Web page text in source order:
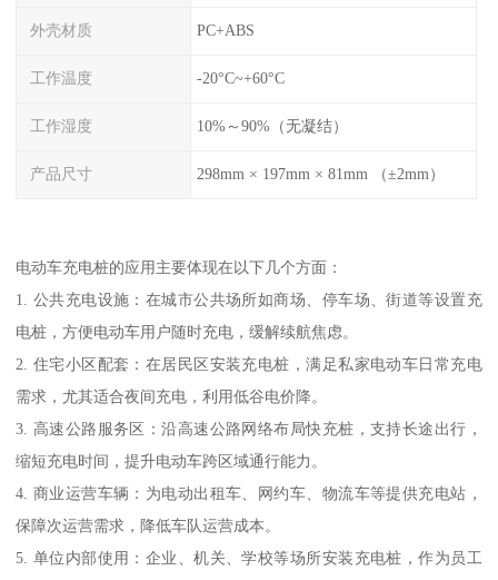
外壳材质 PC+ABS
工作温度 -20°C~+60°C
工作湿度 10%～90%（无凝结）
产品尺寸 298mm × 197mm × 81mm （±2mm）
电动车充电桩的应用主要体现在以下几个方面：
1. 公共充电设施：在城市公共场所如商场、停车场、街道等设置充
电桩，方便电动车用户随时充电，缓解续航焦虑。
2. 住宅小区配套：在居民区安装充电桩，满足私家电动车日常充电
需求，尤其适合夜间充电，利用低谷电价降。
3. 高速公路服务区：沿高速公路网络布局快充桩，支持长途出行，
缩短充电时间，提升电动车跨区域通行能力。
4. 商业运营车辆：为电动出租车、网约车、物流车等提供充电站，
保障次运营需求，降低车队运营成本。
5. 单位内部使用：企业、机关、学校等场所安装充电桩，作为员工